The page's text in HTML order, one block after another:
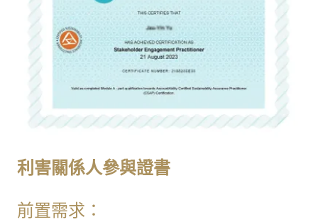
利害關係人參與證書
前置需求：